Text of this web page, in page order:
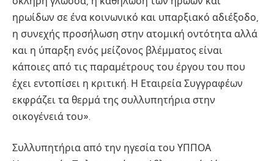
ηρωίδων σε ένα κοινωνικό και υπαρξιακό αδιέξοδο,
η συνεχής προσήλωση στην ατομική οντότητα αλλά
και η ύπαρξη ενός μείζονος βλέμματος είναι
κάποιες από τις παραμέτρους του έργου του που
έχει εντοπίσει η κριτική. Η Εταιρεία Συγγραφέων
εκφράζει τα θερμά της συλλυπητήρια στην
οικογένειά του».
Συλλυπητήρια από την ηγεσία του ΥΠΠΟΑ